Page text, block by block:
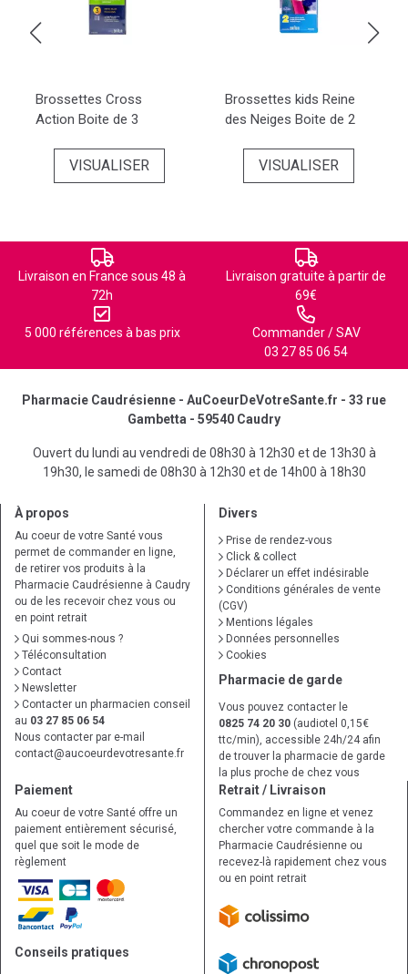
Brossettes Cross
Action Boite de 3
VISUALISER
Brossettes kids Reine
des Neiges Boite de 2
VISUALISER
Livraison en France sous 48 à
72h
Livraison gratuite à partir de
69€
5 000 références à bas prix
Commander / SAV
03 27 85 06 54
Pharmacie Caudrésienne - AuCoeurDeVotreSante.fr - 33 rue
Gambetta - 59540 Caudry
Ouvert du lundi au vendredi de 08h30 à 12h30 et de 13h30 à
19h30, le samedi de 08h30 à 12h30 et de 14h00 à 18h30
À propos
Au coeur de votre Santé vous
permet de commander en ligne,
de retirer vos produits à la
Pharmacie Caudrésienne à Caudry
ou de les recevoir chez vous ou
en point retrait
Qui sommes-nous ?
Téléconsultation
Contact
Newsletter
Contacter un pharmacien conseil
au 03 27 85 06 54
Nous contacter par e-mail
contact@aucoeurdevotresante.fr
Divers
Prise de rendez-vous
Click & collect
Déclarer un effet indésirable
Conditions générales de vente
(CGV)
Mentions légales
Données personnelles
Cookies
Pharmacie de garde
Vous pouvez contacter le
0825 74 20 30 (audiotel 0,15€
ttc/min), accessible 24h/24 afin
de trouver la pharmacie de garde
la plus proche de chez vous
Paiement
Au coeur de votre Santé offre un
paiement entièrement sécurisé,
quel que soit le mode de
règlement
Conseils pratiques
Retrait / Livraison
Commandez en ligne et venez
chercher votre commande à la
Pharmacie Caudrésienne ou
recevez-là rapidement chez vous
ou en point retrait